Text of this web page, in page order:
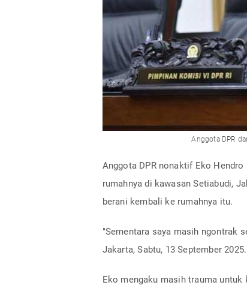
Anggota DPR
Anggota DPR nonaktif Eko
rumahnya di kawasan Setiabudi,
berani kembali ke rumahnya itu.
"Sementara saya masih ngontrak
Jakarta, Sabtu, 13 September 2025.
Eko mengaku masih trauma